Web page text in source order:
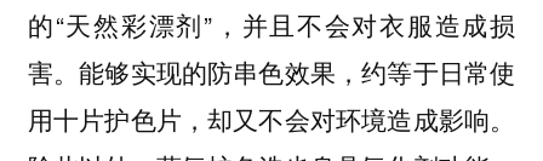
的“天然彩漂剂”，并且不会对衣服造成损
害。能够实现的防串色效果，约等于日常使
用十片护色片，却又不会对环境造成影响。